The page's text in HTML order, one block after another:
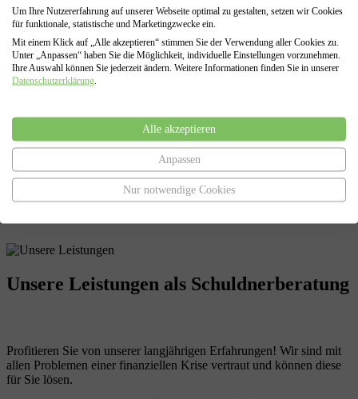
Gläubigern dar, dass Sie ihre Forderungen derzeit nicht erfüllen
können.
Regel- oder Verbraucherinsolvenz
erstellen wir auf Grundlage aller zusammengetragenen Daten Ihren
Antrag auf Eröffnung der Insolvenz ( Privatinsolvenz oder
Regelinsolvenz) , sowie den Antrag auf Restschuldbefreiung.
Darüber hinaus vertreten wir Sie in allen Verfahrensabschnitten
eines Insolvenzverfahrens, von der Antragstellung bis zur Erteilung
der Restschuldbefreiung.
Unsere Leistungen als Schuldnerberatung
Profitieren Sie von unserer langjährigen Erfahrungen! Wir sind mit
allen Problemen einer finanziellen Krise vertraut und können diese
für Sie lösen.
Um Ihre Nutzererfahrung auf unserer Webseite optimal zu gestalten, setzen wir Cookies
für funktionale, statistische und Marketingzwecke ein.
Mit einem Klick auf „Alle akzeptieren“ stimmen Sie der Verwendung aller Cookies zu.
Unter „Anpassen“ haben Sie die Möglichkeit, individuelle Einstellungen vorzunehmen.
Ihre Auswahl können Sie jederzeit ändern. Weitere Informationen finden Sie in unserer
Datenschutzerklärung
Alle akzeptieren
Anpassen
Nur notwendige Cookies